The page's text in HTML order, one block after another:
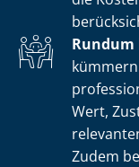
Wert,
Zudem